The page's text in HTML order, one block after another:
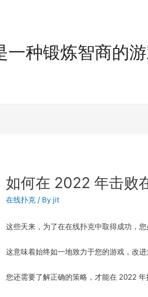
一种锻炼智商的
如何在 2022 年击败
在线扑克 / By jit
这些天来，为了在在线扑克中取得成功，
这意味着始终如一地致力于您的游戏，改
您还需要了解正确的策略，才能在 2022 年